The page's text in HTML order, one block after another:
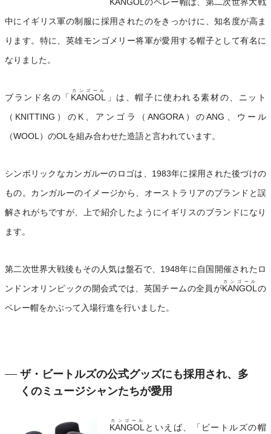
中にイギリス軍の制服に採用されたのをきっかけに、知名度が高ま
ります。特に、英雄モンゴメリー将軍が愛用する帽子として有名に
なりました。
ブランド名の「 KANGOL
カンゴール
」は、帽子に使われる素材の、ニット
（KNITTING）のK、アンゴラ（ANGORA）のANG、ウール
（WOOL）のOLを組み合わせた造語と言われています。
シンボリックなカンガルーのロゴは、1983年に採用された後づけの
もの。カンガルーのイメージから、オーストラリアのブランドと誤
解されがちですが、上で紹介したようにイギリスのブランドになり
ます。
第二次世界大戦後もその人気は盤石で、1948年に自国開催されたロ
ンドンオリンピックの開会式では、英国チームの全員がKANGOL
カンゴール
の
ベレー帽をかぶって入場行進を行いました。
ザ・ビートルズの公式グッズにも採用され、多
くのミュージシャンたちが愛用
KANGOL
カンゴール
といえば、「ビートルズの帽